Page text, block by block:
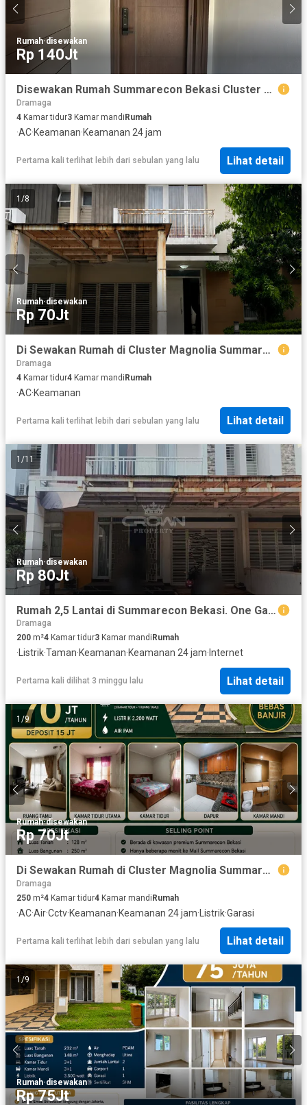
Rumah·disewakan
Rp 140Jt
Disewakan Rumah Summarecon Bekasi Cluster Morizen
Dramaga
4 Kamar tidur3 Kamar mandi Rumah
·AC·Keamanan·Keamanan 24 jam
Pertama kali terlihat lebih dari sebulan yang lalu Lihat detail
1 /8
Rumah·disewakan
Rp 70Jt
Di Sewakan Rumah di Cluster Magnolia Summarecon Bekasi (Full Furnished)
Dramaga
4 Kamar tidur4 Kamar mandiRumah
·AC·Keamanan
Pertama kali terlihat lebih dari sebulan yang lalu Lihat detail
1 /11
Rumah·disewakan
Rp 80Jt
Rumah 2,5 Lantai di Summarecon Bekasi. One Gate System
Dramaga
200 m²4 Kamar tidur3 Kamar mandi Rumah
·Listrik·Taman·Keamanan·Keamanan 24 jam· Internet
Pertama kali dilihat 3 minggu lalu Lihat detail
1 /9
Rumah·disewakan
Rp 70Jt
Di Sewakan Rumah di Cluster Magnolia Summarecon Bekasi ( Full Furnished )
Dramaga
250 m²4 Kamar tidur4 Kamar mandi Rumah
·AC·Air·Cctv·Keamanan·Keamanan 24 jam· Listrik·Garasi
Pertama kali terlihat lebih dari sebulan yang lalu Lihat detail
1 /9
Rumah·disewakan
Rp 75Jt